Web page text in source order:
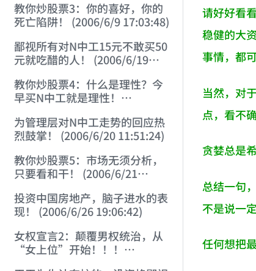
教你炒股票3：你的喜好，你的
死亡陷阱！ (2006/6/9 17:03:48)
鄙视所有对N中工15元不敢买50
元就吃醋的人！ (2006/6/19
教你炒股票4：什么是理性？今
早买N中工就是理性！
为管理层对N中工走势的回应热
烈鼓掌！ (2006/6/20 11:51:24)
教你炒股票5：市场无须分析，
只要看和干！ (2006/6/21
投资中国房地产，脑子进水的表
现！ (2006/6/26 19:06:42)
女权宣言2：颠覆男权统治，从
“女上位”开始！！！
请好好看
稳健的大
事情，都
当然，对
点，看不
贪婪总是
总结一句
不是说一
任何想把